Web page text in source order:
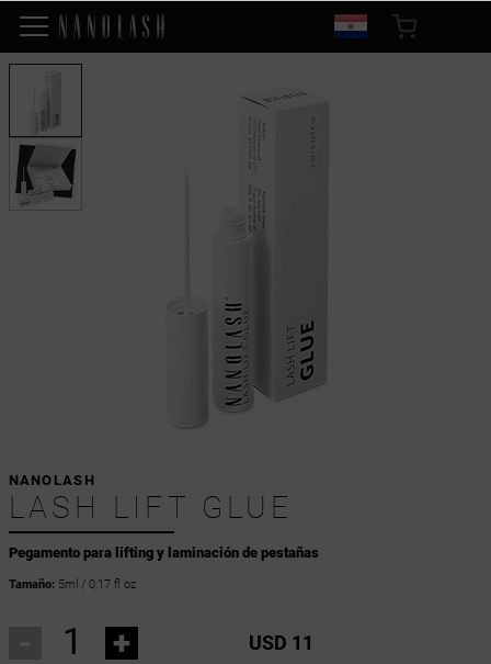
Pegamento para lifting y laminación de pestañas
NANOLASH
LASH LIFT GLUE
Tamaño:5ml / 0,17 fl oz
+ USD 11